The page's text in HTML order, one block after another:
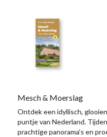
Mesch & Moerslag
Ontdek een idyllisch,
puntje van Nederland.
prachtige panorama's en